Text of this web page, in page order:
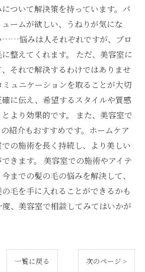
ついて解決策を持っています。パ
ームが欲しい、うねりが気にな
……悩みは人それぞれですが、プロ
整えてくれます。 ただ、美容室に
それで解決するわけではありませ
ュニケーションを取ることが大切
に伝え、希望するスタイルや質感
より効果的です。 また、美容室で
紹介もおすすめです。ホームケア
の施術を長く持続し、より美しい
きます。 美容室での施術やアイテ
までの髪の毛の悩みを解決して、
毛を手に入れることができるかも
、美容室で相談してみてはいかが
一覧に戻る 次のページ >